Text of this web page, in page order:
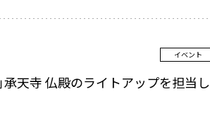
承天寺 仏殿のライトアップを担当し
イベント